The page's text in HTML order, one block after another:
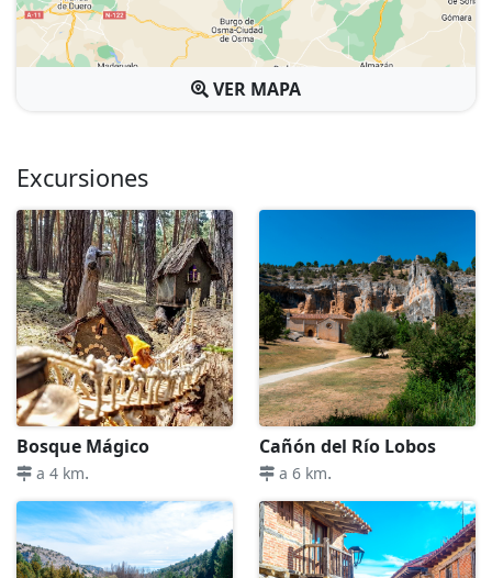
VER MAPA
Excursiones
Bosque Mágico
a 4 km.
Cañón del Río Lobos
a 6 km.